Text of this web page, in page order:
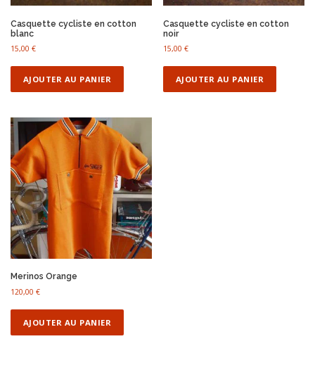
Casquette cycliste en cotton
blanc
15,00 €
AJOUTER AU PANIER
Casquette cycliste en cotton
noir
15,00€
AJOUTER AU PANIER
Merinos Orange
120,00 €
AJOUTER AU PANIER